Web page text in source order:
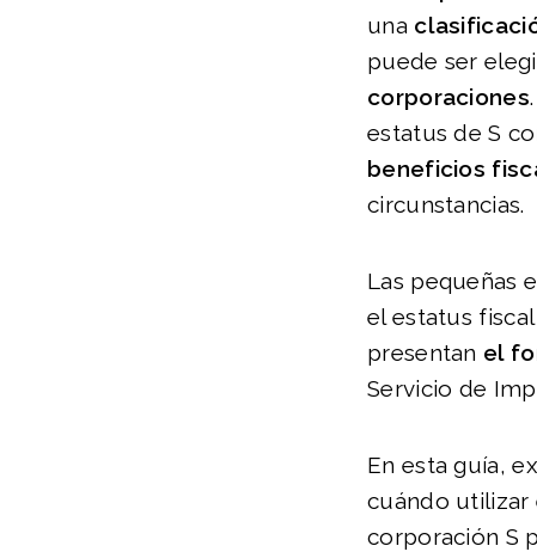
una
puede ser
corporaciones
estatus de S
beneficios
circunstancias.
Las pequeñas
el estatus
presentan el
Servicio de
En esta guía,
cuándo utilizar
corporación S